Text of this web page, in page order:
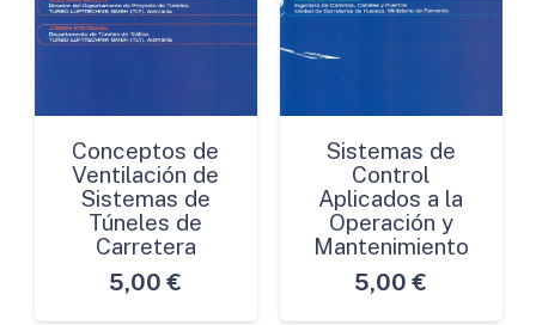
Conceptos de
Ventilación de
Sistemas de
Túneles de
Carretera
5,00 €
Sistemas de
Control
Aplicados a la
Operación y
Mantenimiento
5,00 €